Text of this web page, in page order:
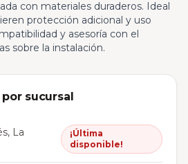
con materiales duraderos. Ideal
protección adicional y uso
y asesoría con el
sobre la instalación.
sucursal
La
¡Última
disponible!